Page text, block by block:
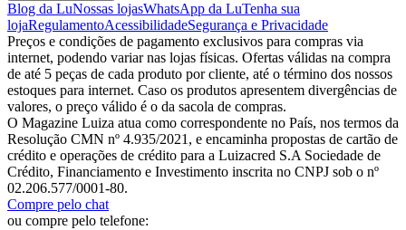
Blog da LuNossas lojasWhatsApp da LuTenha sua
lojaRegulamentoAcessibilidadeSegurança e Privacidade
Preços e condições de pagamento exclusivos para compras via
internet, podendo variar nas lojas físicas. Ofertas válidas na compra
de até 5 peças de cada produto por cliente, até o término dos nossos
estoques para internet. Caso os produtos apresentem divergências de
valores, o preço válido é o da sacola de compras.
O Magazine Luiza atua como correspondente no País, nos termos da
Resolução CMN nº 4.935/2021, e encaminha propostas de cartão de
crédito e operações de crédito para a Luizacred S.A Sociedade de
Crédito, Financiamento e Investimento inscrita no CNPJ sob o nº
02.206.577/0001-80.
Compre pelo chat
ou compre pelo telefone: